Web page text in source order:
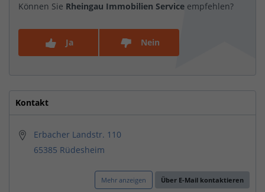
Können Sie Rheingau Immobilien Service empfehlen?
Ja Nein
Kontakt
Erbacher Landstr. 110
65385 Rüdesheim
Mehr anzeigen Über E-Mail kontaktieren